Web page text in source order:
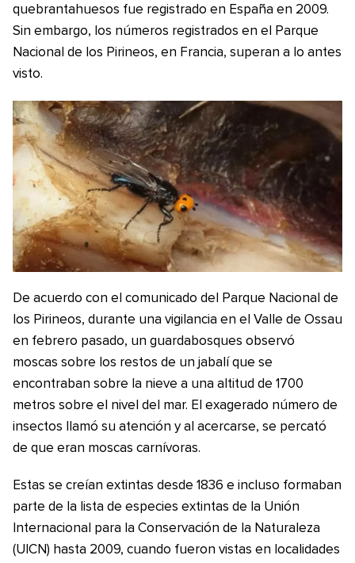
quebrantahuesos fue registrado en España en 2009.
Sin embargo, los números registrados en el Parque
Nacional de los Pirineos, en Francia, superan a lo antes
visto.
De acuerdo con el comunicado del Parque Nacional de
los Pirineos, durante una vigilancia en el Valle de Ossau
en febrero pasado, un guardabosques observó
moscas sobre los restos de un jabalí que se
encontraban sobre la nieve a una altitud de 1700
metros sobre el nivel del mar. El exagerado número de
insectos llamó su atención y al acercarse, se percató
de que eran moscas carnívoras.
Estas se creían extintas desde 1836 e incluso formaban
parte de la lista de especies extintas de la Unión
Internacional para la Conservación de la Naturaleza
(UICN) hasta 2009, cuando fueron vistas en localidades